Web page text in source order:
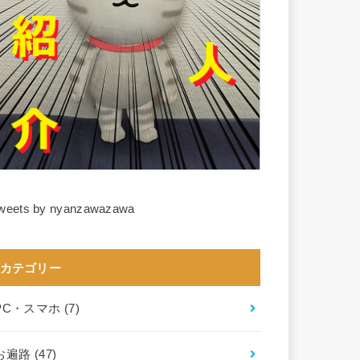
by nyanzawazawa
カテゴリー
・スマホ (7)
遍路 (47)